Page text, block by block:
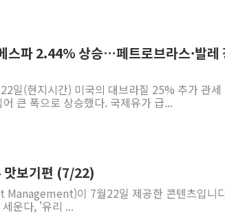
스파 2.44% 상승…페트로브라스·발레
일(현지시간) 미국의 대브라질 25% 추가 관세
큰 폭으로 상승했다. 국제유가 급...
맛보기편 (7/22)
Management)이 7월22일 제공한 콘텐츠입니
운다, '유리 ...